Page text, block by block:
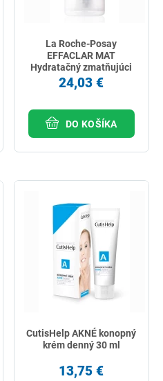
La Roche-Posay
EFFACLAR MAT
Hydratačný zmatňujúci
krém 40 ml
24,03 €
DO KOŠÍKA
CutisHelp AKNÉ konopný
krém denný 30 ml
13,75 €